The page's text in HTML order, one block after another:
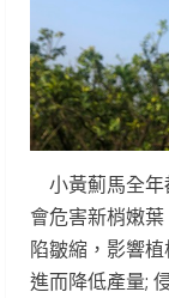
小黃薊馬全年
會危害新梢嫩
陷皺縮，影響
進而降低產量;